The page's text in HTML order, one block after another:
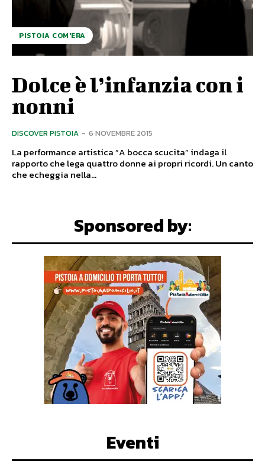
PISTOIA COM'ERA
Dolce è l’infanzia con i
nonni
DISCOVER PISTOIA - 6 NOVEMBRE 2015
La performance artistica “A bocca scucita” indaga il
rapporto che lega quattro donne ai propri ricordi. Un canto
che echeggia nella...
Sponsored by:
Eventi